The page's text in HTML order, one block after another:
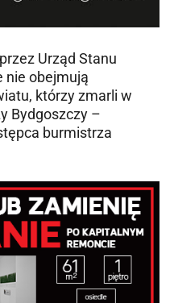
Urząd Stanu
nie obejmują
którzy zmarli w
Bydgoszczy –
burmistrza